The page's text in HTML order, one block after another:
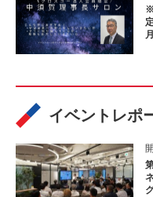
イベントレポ